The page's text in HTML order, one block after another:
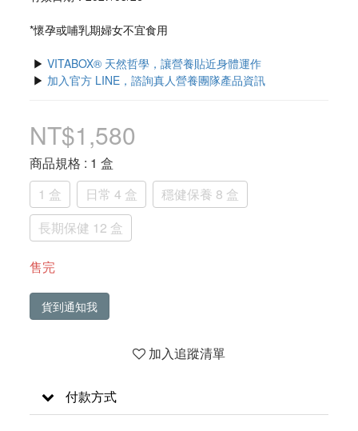
*懷孕或哺乳期婦女不宜食用
▶ VITABOX® 天然哲學，讓營養貼近身體運作
▶ 加入官方 LINE，諮詢真人營養團隊產品資訊
NT$1,580
商品規格 : 1 盒
1 盒
日常 4 盒
穩健保養 8 盒
長期保健 12 盒
售完
貨到通知我
加入追蹤清單
付款方式